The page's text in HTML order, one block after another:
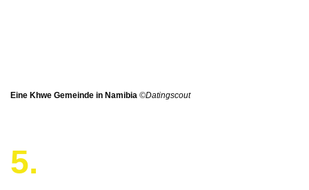
Eine Khwe Gemeinde in Namibia ©Datingscout
5.